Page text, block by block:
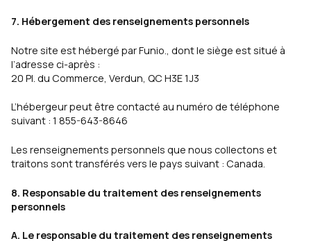
7. Hébergement des renseignements personnels
Notre site est hébergé par Funio., dont le siège est situé à
l’adresse ci-après :
20 Pl. du Commerce, Verdun, QC H3E 1J3
L’hébergeur peut être contacté au numéro de téléphone
suivant : 1 855-643-8646
Les renseignements personnels que nous collectons et
traitons sont transférés vers le pays suivant : Canada.
8. Responsable du traitement des renseignements
personnels
A. Le responsable du traitement des renseignements